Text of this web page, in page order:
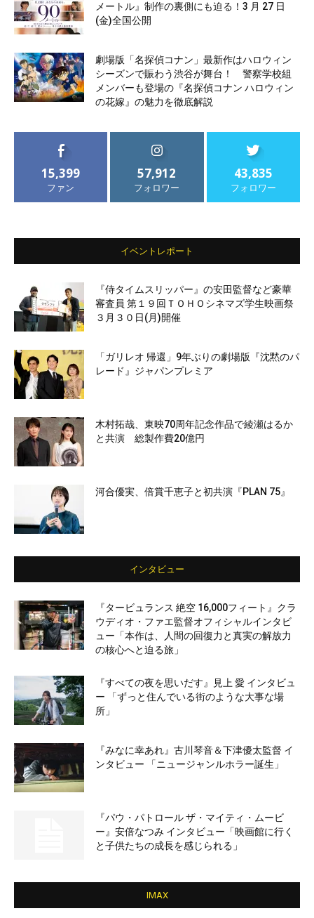
メートル』制作の裏側にも迫る！3 月 27 日
(金)全国公開
劇場版「名探偵コナン」最新作はハロウィン
シーズンで賑わう渋谷が舞台！ 警察学校組
メンバーも登場の『名探偵コナン ハロウィン
の花嫁』の魅力を徹底解説
15,399
ファン
57,912
フォロワー
43,835
フォロワー
イベントレポート
『侍タイムスリッパー』の安田監督など豪華
審査員 第１９回ＴＯＨＯシネマズ学生映画祭
３月３０日(月)開催
「ガリレオ 帰還」9年ぶりの劇場版『沈黙のパ
レード』ジャパンプレミア
木村拓哉、東映70周年記念作品で綾瀬はるか
と共演 総製作費20億円
河合優実、倍賞千恵子と初共演『PLAN 75』
インタビュー
『タービュランス 絶空 16,000フィート』クラ
ウディオ・ファエ監督オフィシャルインタビ
ュー「本作は、人間の回復力と真実の解放力
の核心へと迫る旅」
『すべての夜を思いだす』見上 愛 インタビュ
ー 「ずっと住んでいる街のような大事な場
所」
『みなに幸あれ』古川琴音＆下津優太監督 イ
ンタビュー 「ニュージャンルホラー誕生」
『パウ・パトロール ザ・マイティ・ムービ
ー』安倍なつみ インタビュー「映画館に行く
と子供たちの成長を感じられる」
IMAX